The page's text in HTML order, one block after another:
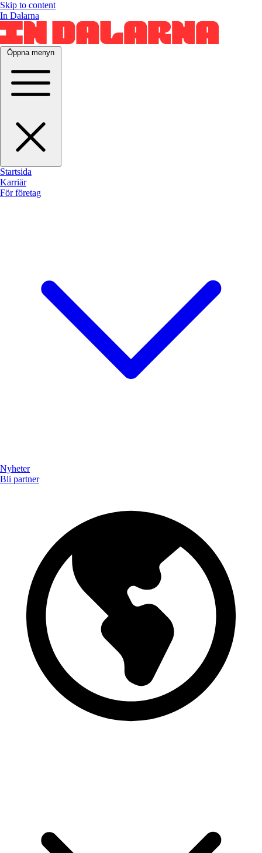
Skip to content
In Dalarna
Öppna menyn
Startsida
Karriär
För företag
Nyheter
Bli partner